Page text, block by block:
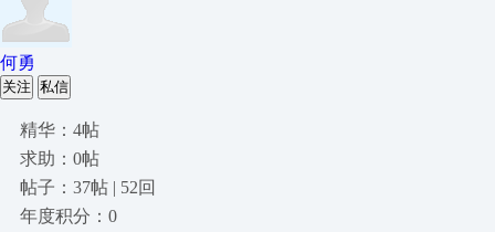
何勇
关注 私信
精华：4帖
求助：0帖
帖子：37帖 | 52回
年度积分：0